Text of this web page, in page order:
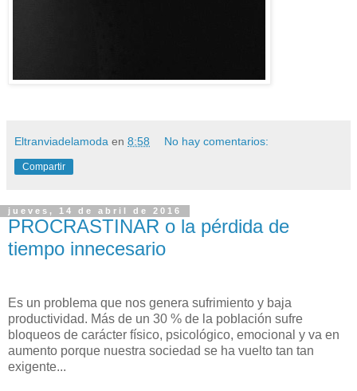
Eltranviadelamoda en 8:58 No hay comentarios:
Compartir
jueves, 14 de abril de 2016
PROCRASTINAR o la pérdida de
tiempo innecesario
Es un problema que nos genera sufrimiento y baja
productividad. Más de un 30 % de la población sufre
bloqueos de carácter físico, psicológico, emocional y va en
aumento porque nuestra sociedad se ha vuelto tan tan
exigente...